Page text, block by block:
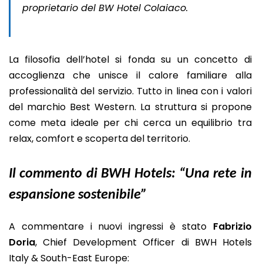
proprietario del BW Hotel Colaiaco.
La filosofia dell’hotel si fonda su un concetto di
accoglienza che unisce il calore familiare alla
professionalità del servizio. Tutto in linea con i valori
del marchio Best Western. La struttura si propone
come meta ideale per chi cerca un equilibrio tra
relax, comfort e scoperta del territorio.
Il commento di BWH Hotels: “Una rete in
espansione sostenibile”
A commentare i nuovi ingressi è stato Fabrizio
Doria, Chief Development Officer di BWH Hotels
Italy & South-East Europe: